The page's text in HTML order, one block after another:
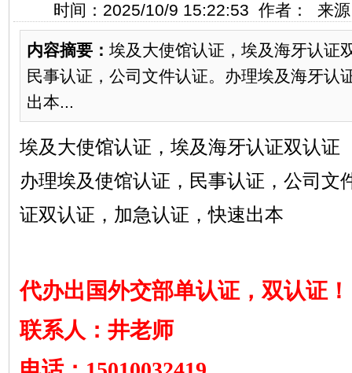
时间：2025/10/9 15:22:53 作者： 来
内容摘要： 埃及大使馆认证，埃及海牙认证
民事认证，公司文件认证。办理埃及海牙认
出本...
埃及大使馆认证，埃及海牙认证双认证
办理埃及使馆认证，民事认证，公司文
证双认证，加急认证，快速出本
代办出国外交部单认证，双认证！
联系人：井老师